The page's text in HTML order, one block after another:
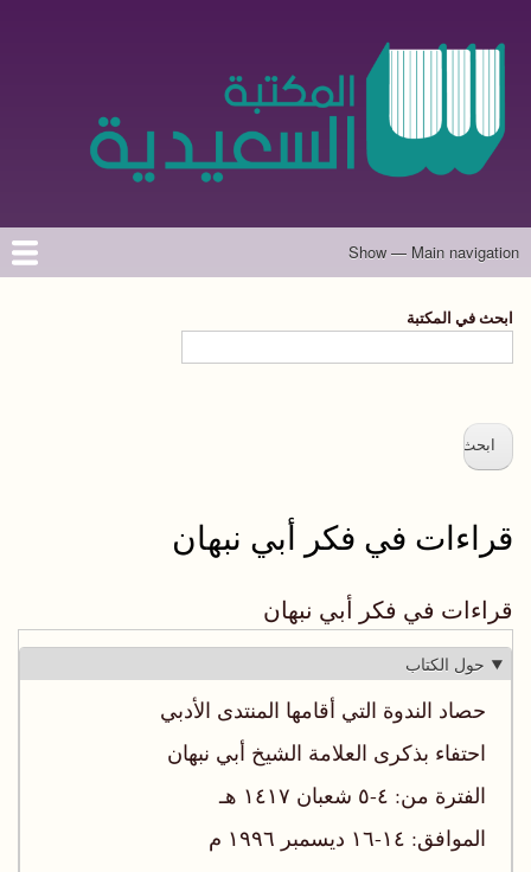
الرئيسي
Main
Show — Main navigation
الرئيسية
المؤلفون
تواصل معنا
حول الموقع
ابحث في المكتبة
قراءات في فكر أبي نبهان
قراءات في فكر أبي نبهان
حول الكتاب
حصاد الندوة التي أقامها المنتدى الأدبي
احتفاء بذكرى العلامة الشيخ أبي نبهان
الفترة من: ٤-٥ شعبان ١٤١٧ هـ
الموافق: ١٤-١٦ ديسمبر ١٩٩٦ م